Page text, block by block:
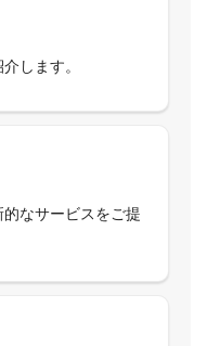
します。
的なサービスをご提